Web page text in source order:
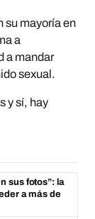
su mayoría en
a
a mandar
sexual.
y sí, hay
sus fotos”: la
a más de